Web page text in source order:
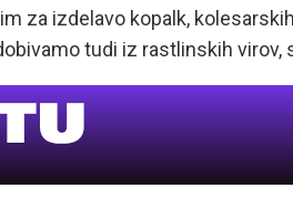
za izdelavo kopalk,
tudi iz rastlinskih